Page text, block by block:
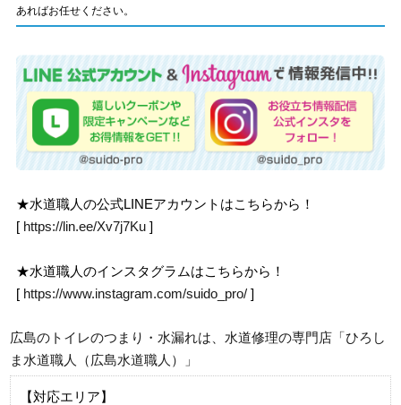
あればお任せください。
★水道職人の公式LINEアカウントはこちらから！
[ https://lin.ee/Xv7j7Ku ]
★水道職人のインスタグラムはこちらから！
[ https://www.instagram.com/suido_pro/ ]
広島のトイレのつまり・水漏れは、水道修理の専門店「ひろし
ま水道職人（広島水道職人）」
【対応エリア】